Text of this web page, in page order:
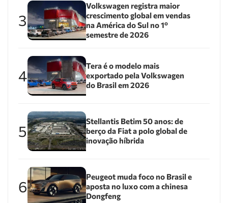
3
Volkswagen registra maior
crescimento global em vendas
na América do Sul no 1º
semestre de 2026
4
Tera é o modelo mais
exportado pela Volkswagen
do Brasil em 2026
5
Stellantis Betim 50 anos: de
berço da Fiat a polo global de
inovação híbrida
6
Peugeot muda foco no Brasil e
aposta no luxo com a chinesa
Dongfeng